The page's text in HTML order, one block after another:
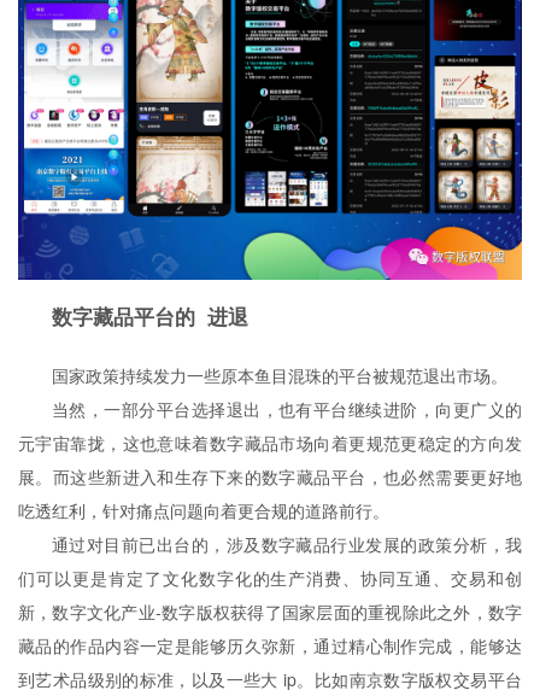
数字藏品平台的 进退
国家政策持续发力一些原本鱼目混珠的平台被规范退出市场。
当然，一部分平台选择退出，也有平台继续进阶，向更广义的
元宇宙靠拢，这也意味着数字藏品市场向着更规范更稳定的方向发
展。而这些新进入和生存下来的数字藏品平台，也必然需要更好地
吃透红利，针对痛点问题向着更合规的道路前行。
通过对目前已出台的，涉及数字藏品行业发展的政策分析，我
们可以更是肯定了文化数字化的生产消费、协同互通、交易和创
新，数字文化产业-数字版权获得了国家层面的重视除此之外，数字
藏品的作品内容一定是能够历久弥新，通过精心制作完成，能够达
到艺术品级别的标准，以及一些大 ip。比如南京数字版权交易平台